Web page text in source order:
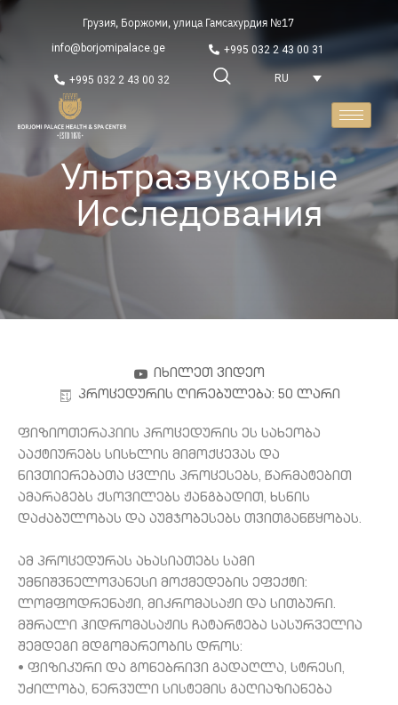
Грузия, Боржоми, улица Гамсахурдия №17
info@borjomipalace.ge +995 032 2 43 00 31
+995 032 2 43 00 32 RU
Ультразвуковые
Исследования
იხილეთ ვიდეო
პროცედურის ღირებულება: 50 ლარი
ფიზიოთერაპიის პროცედურის ეს სახეობა
ააქტიურებს სისხლის მიმოქცევას და
ნივთიერებათა ცვლის პროცესებს, წარმატებით
ამარაგებს ქსოვილებს ჟანგბადით, ხსნის
დაძაბულობას და აუმჯობესებს თვითგანწყობას.
ამ პროცედურას ახასიათებს სამი
უმნიშვნელოვანესი მოქმედების ეფექტი:
ლომფოდრენაჟი, მიკრომასაჟი და სითბური.
მშრალი ჰიდრომასაჟის ჩატარტება სასურველია
შემდეგი მდგომარეობის დროს:
• ფიზიკური და გონებრივი გადაღლა, სტრესი,
უძილობა, ნერვული სისტემის გაღიაზიანება